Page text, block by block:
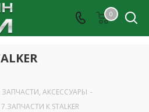
0
АКСЕССУАРЫ -
7.ЗАПЧАСТИ К STALKER